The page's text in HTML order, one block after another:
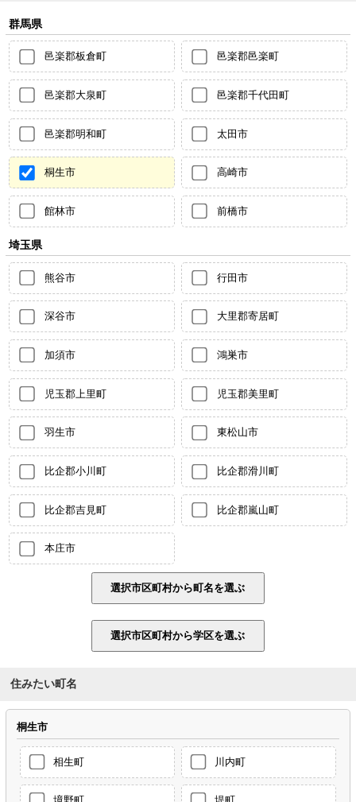
群馬県
邑楽郡板倉町 邑楽郡邑楽町
邑楽郡大泉町 邑楽郡千代田町
邑楽郡明和町 太田市
桐生市 高崎市
館林市 前橋市
埼玉県
熊谷市 行田市
深谷市 大里郡寄居町
加須市 鴻巣市
児玉郡上里町 児玉郡美里町
羽生市 東松山市
比企郡小川町 比企郡滑川町
比企郡吉見町 比企郡嵐山町
本庄市
住みたい町名
桐生市
相生町 川内町